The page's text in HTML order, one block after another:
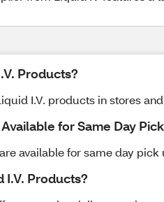
Products?
I.V. products in stores
for Same Day
available for same day
I.V. Products?